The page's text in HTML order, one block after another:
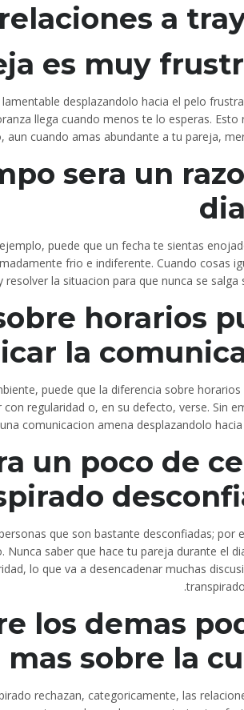
a
es muy
desplazandolo hacia el pelo
llega cuando menos te lo esperas. Esto
cuando amas abundante a tu pareja,
sera un
puede que un fecha te sientas
frio e indiferente. Cuando cosas
la situacion para que nunca se salga
horarios
la
puede que la diferencia sobre
regularidad o, en su defecto, verse. Sin
comunicacion amena desplazandolo hacia
un poco de
que son bastante desconfiadas; por
saber que hace tu pareja durante el
lo que va a desencadenar muchas
los demas
sobre la
rechazan, categoricamente, las